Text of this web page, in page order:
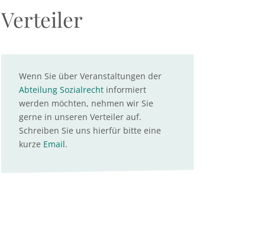
Verteiler
Wenn Sie über Veranstaltungen der
Abteilung Sozialrechtinformiert
werden möchten, nehmen wir Sie
gerne in unseren Verteiler auf.
Schreiben Sie uns hierfür bitte eine
kurze Email.